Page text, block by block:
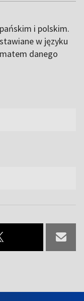
i polskim.
w języku
danego